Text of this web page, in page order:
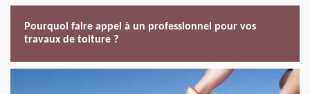
Pourquoi faire appel à un professionnel pour vos
travaux de toiture ?